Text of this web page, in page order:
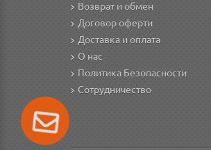
Возврат и обмен
Договор оферти
Доставка и оплата
О нас
Политика Безопасности
Сотрудничество